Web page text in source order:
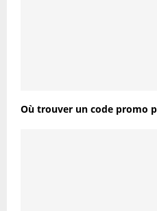
Où trouver un code promo